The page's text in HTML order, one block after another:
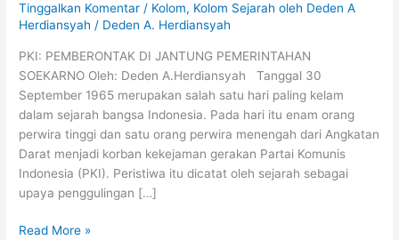
Tinggalkan Komentar / Kolom, Kolom Sejarah oleh Deden A
Herdiansyah / Deden A. Herdiansyah
PKI: PEMBERONTAK DI JANTUNG PEMERINTAHAN
SOEKARNO Oleh: Deden A.Herdiansyah Tanggal 30
September 1965 merupakan salah satu hari paling kelam
dalam sejarah bangsa Indonesia. Pada hari itu enam orang
perwira tinggi dan satu orang perwira menengah dari Angkatan
Darat menjadi korban kekejaman gerakan Partai Komunis
Indonesia (PKI). Peristiwa itu dicatat oleh sejarah sebagai
upaya penggulingan […]
SOEKARNO
Read More »